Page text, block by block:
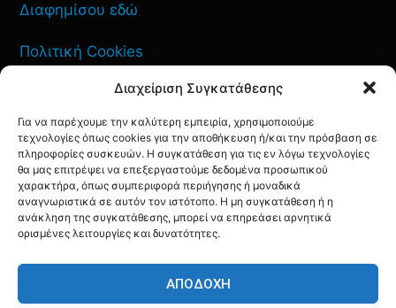
Διαχείριση Συγκατάθεσης
Για να παρέχουμε την καλύτερη εμπειρία, χρησιμοποιούμε
τεχνολογίες όπως cookies για την αποθήκευση ή/και την πρόσβαση σε
πληροφορίες συσκευών. Η συγκατάθεση για τις εν λόγω τεχνολογίες
θα μας επιτρέψει να επεξεργαστούμε δεδομένα προσωπικού
χαρακτήρα, όπως συμπεριφορά περιήγησης ή μοναδικά
αναγνωριστικά σε αυτόν τον ιστότοπο. Η μη συγκατάθεση ή η
ανάκληση της συγκατάθεσης, μπορεί να επηρεάσει αρνητικά
ορισμένες λειτουργίες και δυνατότητες.
ΑΠΟΔΟΧΉ
Διαφημίσου εδώ
Πολιτική Cookies
Πολιτική Απορρήτου
ΕΠΙΚΟΙΝΩΝΙΑ
YOUTUBE